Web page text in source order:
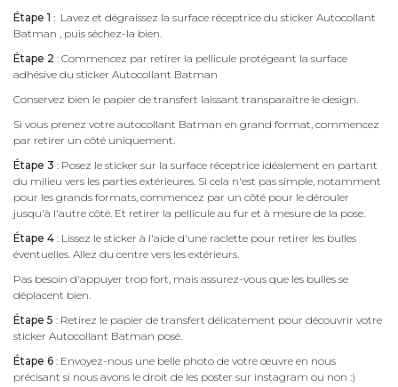
Étape 1 : Lavez et dégraissez la surface réceptrice du sticker Autocollant
Batman , puis séchez-la bien.
Étape 2 : Commencez par retirer la pellicule protégeant la surface
adhésive du sticker Autocollant Batman
Conservez bien le papier de transfert laissant transparaître le design.
Si vous prenez votre autocollant Batman en grand format, commencez
par retirer un côté uniquement.
Étape 3 : Posez le sticker sur la surface réceptrice idéalement en partant
du milieu vers les parties extérieures. Si cela n'est pas simple, notamment
pour les grands formats, commencez par un côté pour le dérouler
jusqu'à l'autre côté. Et retirer la pellicule au fur et à mesure de la pose.
Étape 4 : Lissez le sticker à l'aide d'une raclette pour retirer les bulles
éventuelles. Allez du centre vers les extérieurs.
Pas besoin d'appuyer trop fort, mais assurez-vous que les bulles se
déplacent bien.
Étape 5 : Retirez le papier de transfert délicatement pour découvrir votre
sticker Autocollant Batman posé.
Étape 6 : Envoyez-nous une belle photo de votre œuvre en nous
précisant si nous avons le droit de les poster sur instagram ou non :)